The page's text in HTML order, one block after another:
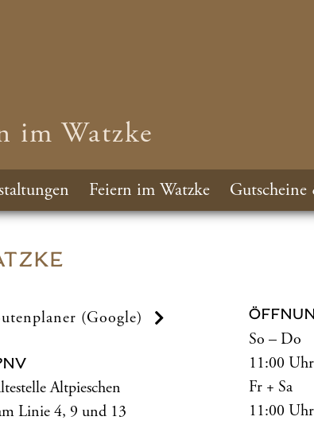
im Watzke
Feiern im Watzke Gutscheine
(Google)
Altpieschen
Linie 4, 9 und 13
So – Do
11:00
Fr + Sa
11:00